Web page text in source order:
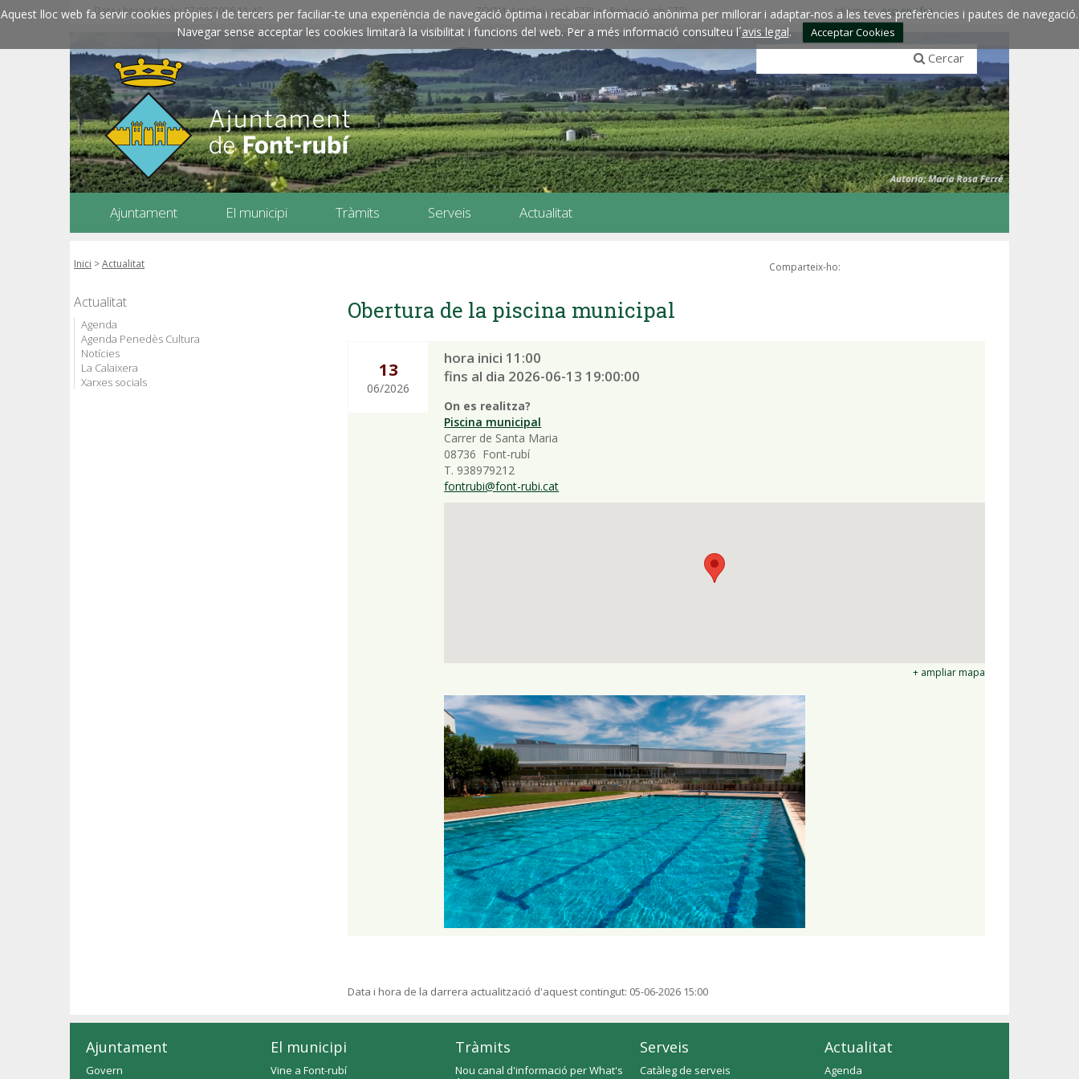
Aquest lloc web fa servir cookies pròpies i de tercers per faciliar-te una experiència de navegació òptima i recabar informació anònima per millorar i adaptar-nos a les teves preferències i pautes de navegació.
Navegar sense acceptar les cookies limitarà la visibilitat i funcions del web. Per a més informació consulteu l´avis legal. Acceptar Cookies
Data i hora oficials: 07/08/2026 11:42 ZOOM: Amplieu amb CTRL+ / Reduïu amb CTRL- Idiomes:esp engfra
Cercar
Ajuntament El municipi Tràmits Serveis Actualitat
Inici >Actualitat Comparteix-ho:
Actualitat
Agenda
Agenda Penedès Cultura
Notícies
La Calaixera
Xarxes socials
Obertura de la piscina municipal
13
06/2026
hora inici 11:00
fins al dia 2026-06-13 19:00:00
On es realitza?
Piscina municipal
Carrer de Santa Maria
08736 Font-rubí
T. 938979212
fontrubi@font-rubi.cat
+ ampliar mapa
Data i hora de la darrera actualització d'aquest contingut: 05-06-2026 15:00
Ajuntament
Govern
El municipi
Vine a Font-rubí
Tràmits
Nou canal d'informació per What's
Serveis
Catàleg de serveis
Actualitat
Agenda